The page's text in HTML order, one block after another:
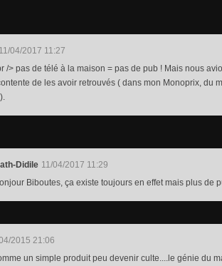
11/04/2017 11:27
/> pas de télé à la maison = pas de pub ! Mais nous
de les avoir retrouvés ( dans mon Monoprix, du
Didile 11/04/2017 11:29
Biboutes, ça existe toujours en effet mais plus de
2015 21:06
un simple produit peu devenir culte....le génie du